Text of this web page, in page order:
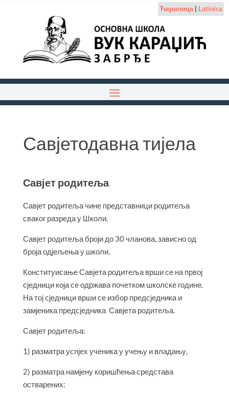
Ћирилица| Latinica
Савјетодавна тијела
Савјет родитеља
Савјет родитеља чине представници родитеља
сваког разреда у Школи.
Савјет родитеља броји до 30 чланова, зависно од
броја одјељења у школи.
Конституисање Савјета родитеља врши се на првој
сједници која се одржава почетком школске године.
На тој сједници врши се избор предсједника и
замјеника предсједника Савјета родитеља.
Савјет родитеља:
1) разматра успјех ученика у учењу и владању,
2) разматра намјену коришћења средстава
остварених: